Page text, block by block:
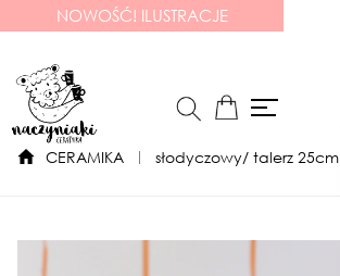
NOWOŚĆ! ILUSTRACJE
CERAMIKA słodyczowy/ talerz 25cm